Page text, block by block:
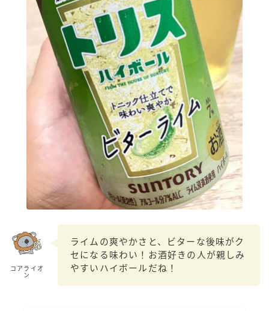
贅沢搾り
樽ハイ倶楽部
ザ・レモンクラフト
ザ・カクテルクラフト
Slat(すらっと）
月庵
クリアクーラー
FRUITZER (フルーツァー）
濃いめのレモンサワー
三ツ星グレフルサワー
99.99（フォーナイン）
レモン・ザ・リッチ
男梅サワー
キレートレモンサワー
コアライオ
ン
ライムの爽やかさと、ビターな後味がク
セになる味わい！お酒好きの人が親しみ
やすいハイボールだね！